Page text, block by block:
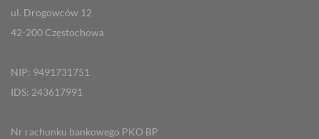
ul. Drogowców 12
42-200 Częstochowa
NIP: 9491731751
IDS: 243617991
Nr rachunku bankowego PKO BP